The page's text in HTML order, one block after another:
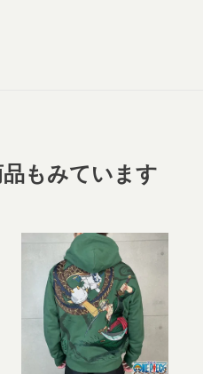
もみています